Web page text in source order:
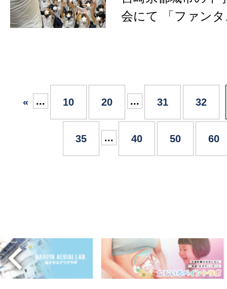
会にて 「ファン
« ... 10 20 ... 31 32
35 ... 40 50 60